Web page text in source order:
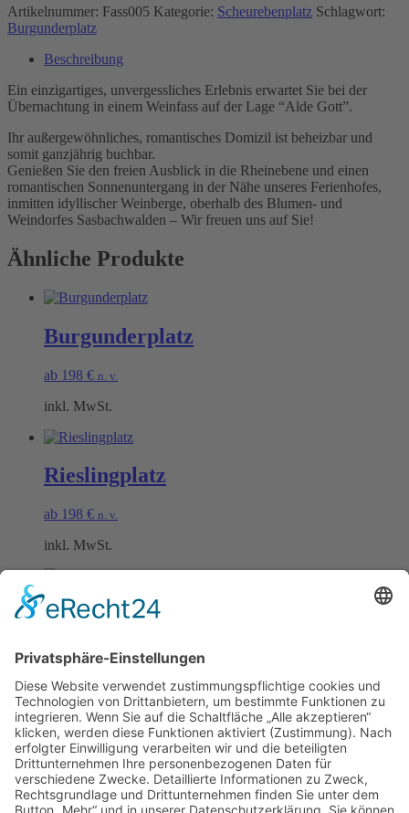
Artikelnummer: Fass005 Kategorie: Scheurebenplatz Schlagwort:
Burgunderplatz
Beschreibung
Ein einzigartiges, unvergessliches Erlebnis erwartet Sie bei der
Übernachtung in einem Weinfass auf der Lage “Alde Gott”.
Ihr außergewöhnliches, romantisches Domizil ist beheizbar und
somit ganzjährig buchbar.
Genießen Sie den freien Ausblick in die Rheinebene und einen
romantischen Sonnenuntergang in der Nähe unseres Ferienhofes,
inmitten idyllischer Weinberge, oberhalb des Blumen- und
Weindorfes Sasbachwalden – Wir freuen uns auf Sie!
Ähnliche Produkte
Burgunderplatz
ab 198 € n. v.
inkl. MwSt.
Rieslingplatz
ab 198 € n. v.
inkl. MwSt.
Kirschbaumplatz
ab198€ n. v.
inkl. MwSt.
Öffnungszeiten Büro und Hofladen:
Hofladen:
Montag bis Sonntag von 09:00 – 11:30 Uhr und 14:00 – 18:00 Uhr
Telefonisch erreichen Sie uns: